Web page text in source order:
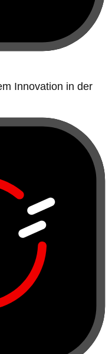
Innovation in der